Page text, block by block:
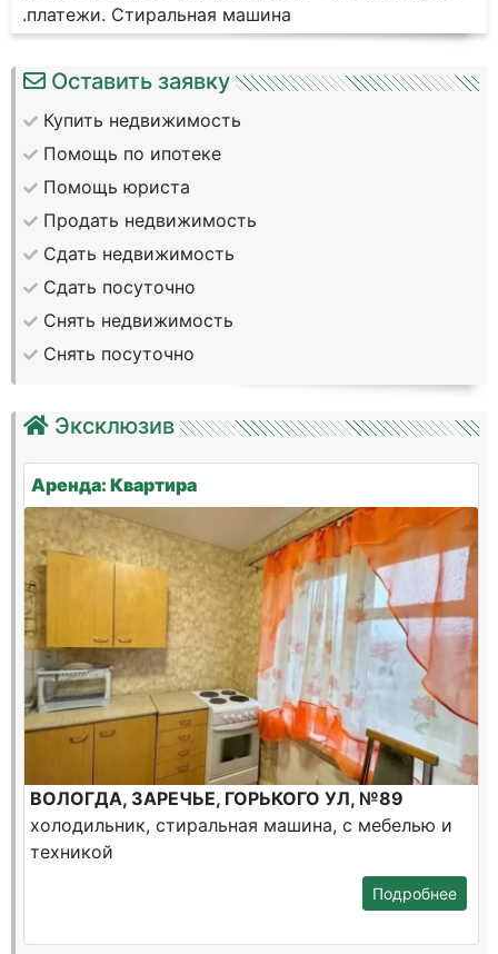
.платежи. Стиральная машина
Оставить заявку
Купить недвижимость
Помощь по ипотеке
Помощь юриста
Продать недвижимость
Сдать недвижимость
Сдать посуточно
Снять недвижимость
Снять посуточно
Эксклюзив
Аренда: Квартира
ВОЛОГДА, ЗАРЕЧЬЕ, ГОРЬКОГО УЛ, №89
холодильник, стиральная машина, с мебелью и
техникой
Подробнее